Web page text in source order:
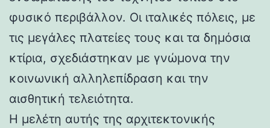
φυσικό περιβάλλον. Οι ιταλικές πόλεις, με
τις μεγάλες πλατείες τους και τα δημόσια
κτίρια, σχεδιάστηκαν με γνώμονα την
κοινωνική αλληλεπίδραση και την
αισθητική τελειότητα.
Η μελέτη αυτής της αρχιτεκτονικής